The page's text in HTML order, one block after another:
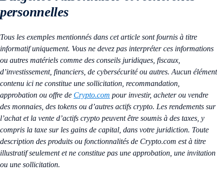
personnelles
Tous les exemples mentionnés dans cet article sont fournis à titre
informatif uniquement. Vous ne devez pas interpréter ces informations
ou autres matériels comme des conseils juridiques, fiscaux,
d’investissement, financiers, de cybersécurité ou autres. Aucun élément
contenu ici ne constitue une sollicitation, recommandation,
approbation ou offre de Crypto.com pour investir, acheter ou vendre
des monnaies, des tokens ou d’autres actifs crypto. Les rendements sur
l’achat et la vente d’actifs crypto peuvent être soumis à des taxes, y
compris la taxe sur les gains de capital, dans votre juridiction. Toute
description des produits ou fonctionnalités de Crypto.com est à titre
illustratif seulement et ne constitue pas une approbation, une invitation
ou une sollicitation.